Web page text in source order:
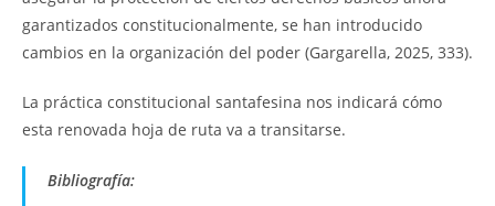
garantizados constitucionalmente, se han introducido
cambios en la organización del poder (Gargarella, 2025, 333).
La práctica constitucional santafesina nos indicará cómo
esta renovada hoja de ruta va a transitarse.
Bibliografía: